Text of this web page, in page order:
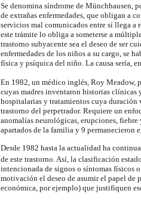
Se denomina síndrome de Münchhausen,
de extrañas enfermedades, que obligan a
servicios mal comunicados entre sí llega a
este trámite lo obliga a someterse a
trastorno subyacente sea el deseo de ser
enfermedades de los niños a su cargo, se
física y psíquica del niño. La causa sería,
En 1982, un médico inglés, Roy Meadow,
cuyas madres inventaron historias clínicas
hospitalarias y tratamientos cuya duración
trastorno del perpetrador. Requiere un
anomalías neurológicas, erupciones,
apartados de la familia y 9 permanecieron
Desde 1982 hasta la actualidad ha
de este trastorno. Así, la clasificación
intencionada de signos o síntomas físicos
motivación el deseo de asumir el papel de
económica, por ejemplo) que justifiquen